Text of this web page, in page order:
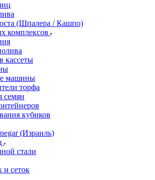
(Шпалера / Кашпо)
комплексов
кассеты
машины
торфа
семян
кубиков
(Израиль)
стали
и сеток